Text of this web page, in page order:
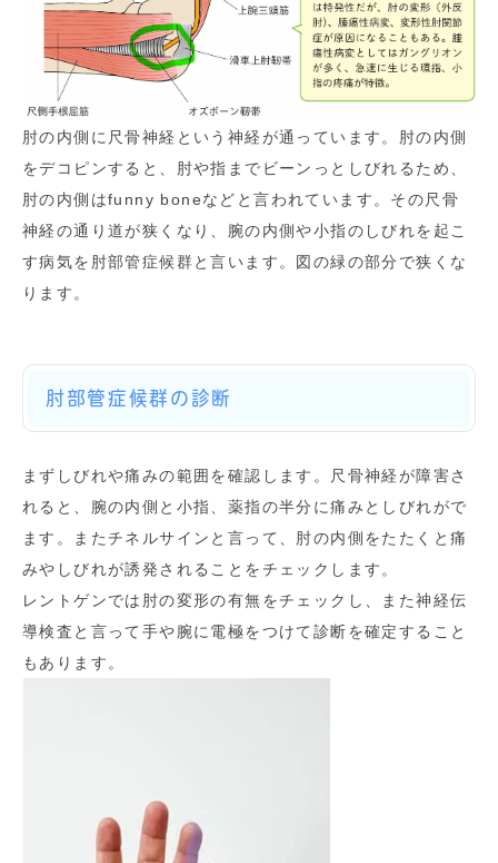
肘の内側に尺骨神経という神経が通っています。肘の内側
をデコピンすると、肘や指までビーンっとしびれるため、
肘の内側はfunny boneなどと言われています。その尺骨
神経の通り道が狭くなり、腕の内側や小指のしびれを起こ
す病気を肘部管症候群と言います。図の緑の部分で狭くな
ります。
肘部管症候群の診断
まずしびれや痛みの範囲を確認します。尺骨神経が障害さ
れると、腕の内側と小指、薬指の半分に痛みとしびれがで
ます。またチネルサインと言って、肘の内側をたたくと痛
みやしびれが誘発されることをチェックします。
レントゲンでは肘の変形の有無をチェックし、また神経伝
導検査と言って手や腕に電極をつけて診断を確定すること
もあります。